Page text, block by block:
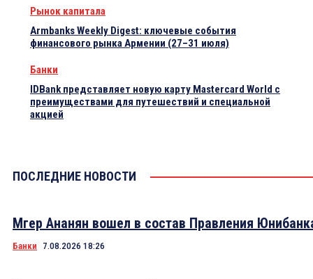
Рынок капитала
Armbanks Weekly Digest: ключевые события
финансового рынка Армении (27–31 июля)
Банки
IDBank представляет новую карту Mastercard World с
преимуществами для путешествий и специальной
акцией
ПОСЛЕДНИЕ НОВОСТИ
Мгер Ананян вошел в состав Правления
Банки 7.08.2026 18:26